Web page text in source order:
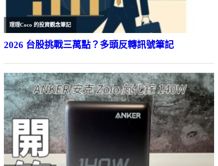
理理Coco 的投資觀念筆記
2026 台股挑戰三萬點？多頭反轉訊號筆記